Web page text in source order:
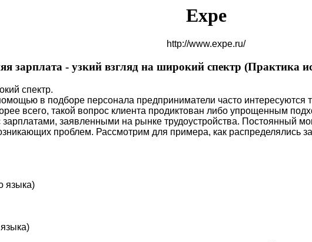
Expe
http://www.expe.ru/
зарплата - узкий взгляд на широкий спектр (Практика
спектр.
в подборе персонала предприниматели часто интересуются
всего, такой вопрос клиента продиктован либо упрощенным
заявленными на рынке трудоустройства. Постоянный
проблем. Рассмотрим для примера, как распределялись
языка)